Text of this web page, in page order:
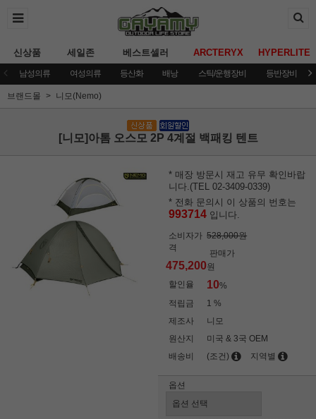
신상품 세일존 베스트셀러 ARCTERYX HYPERLITE
남성의류 여성의류 등산화 배낭 스틱/운행장비 등반장비
브랜드몰 니모(Nemo)
[니모]아톰 오스모 2P 4계절 백패킹 텐트
* 매장 방문시 재고 유무 확인바랍
니다.(TEL 02-3409-0339)
* 전화 문의시 이 상품의 번호는
993714 입니다.
소비자가
격
528,000원
판매가
475,200원
할인율
10%
적립금
1 %
제조사
니모
원산지
미국 & 3국 OEM
배송비
(조건) 지역별
옵션